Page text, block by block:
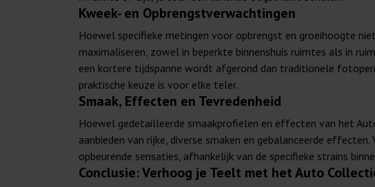
Kweek- en Opbrengstverwachtingen
Hoewel specifieke metingen voor opbrengst en groeihoogte
maximaliseren, zowel in beperkte binnenshuis ruimtes als in
een kortere tijdspanne wordt afgerond dan traditionele
praktische keuze is voor elke teler.
Smaak, Effecten en Tevredenheid
Hoewel gedetailleerde smaakprofielen en effecten van het
aanbieden van rijke, diverse smaken en gebalanceerde
opbeurende sensaties, afhankelijk van de specifieke strains
Conclusie: Verhoog je Teelt met het Auto